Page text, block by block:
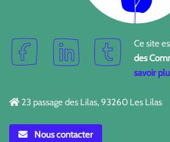
Ce site
des
savoir
23 passage des Lilas, 93260 Les Lilas
Nous contacter